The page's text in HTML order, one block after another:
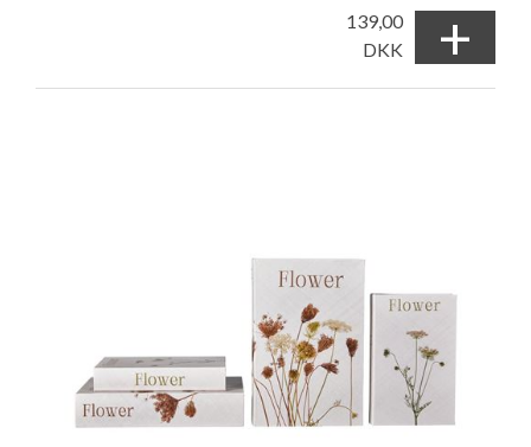
139,00
DKK
+